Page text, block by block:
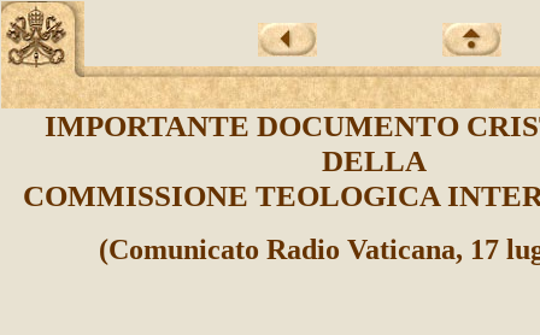
IMPORTANTE DOCUMENTO
DELLA
COMMISSIONE TEOLOGICA
(Comunicato Radio Vaticana, 17